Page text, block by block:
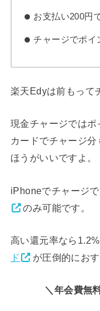
お支払い200円
チャージでポイ
楽天Edyは前もって
現金チャージではポ
カードでチャージ
ほうがいいですよ。
iPhoneでチャージ
のみ可能です。
高い還元率なら
ド
が圧倒的にお
＼年会費無